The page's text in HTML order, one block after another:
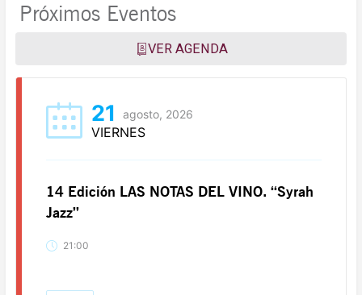
Próximos Eventos
VER AGENDA
21 agosto, 2026
VIERNES
14 Edición LAS NOTAS DEL VINO. “Syrah
Jazz”
21:00